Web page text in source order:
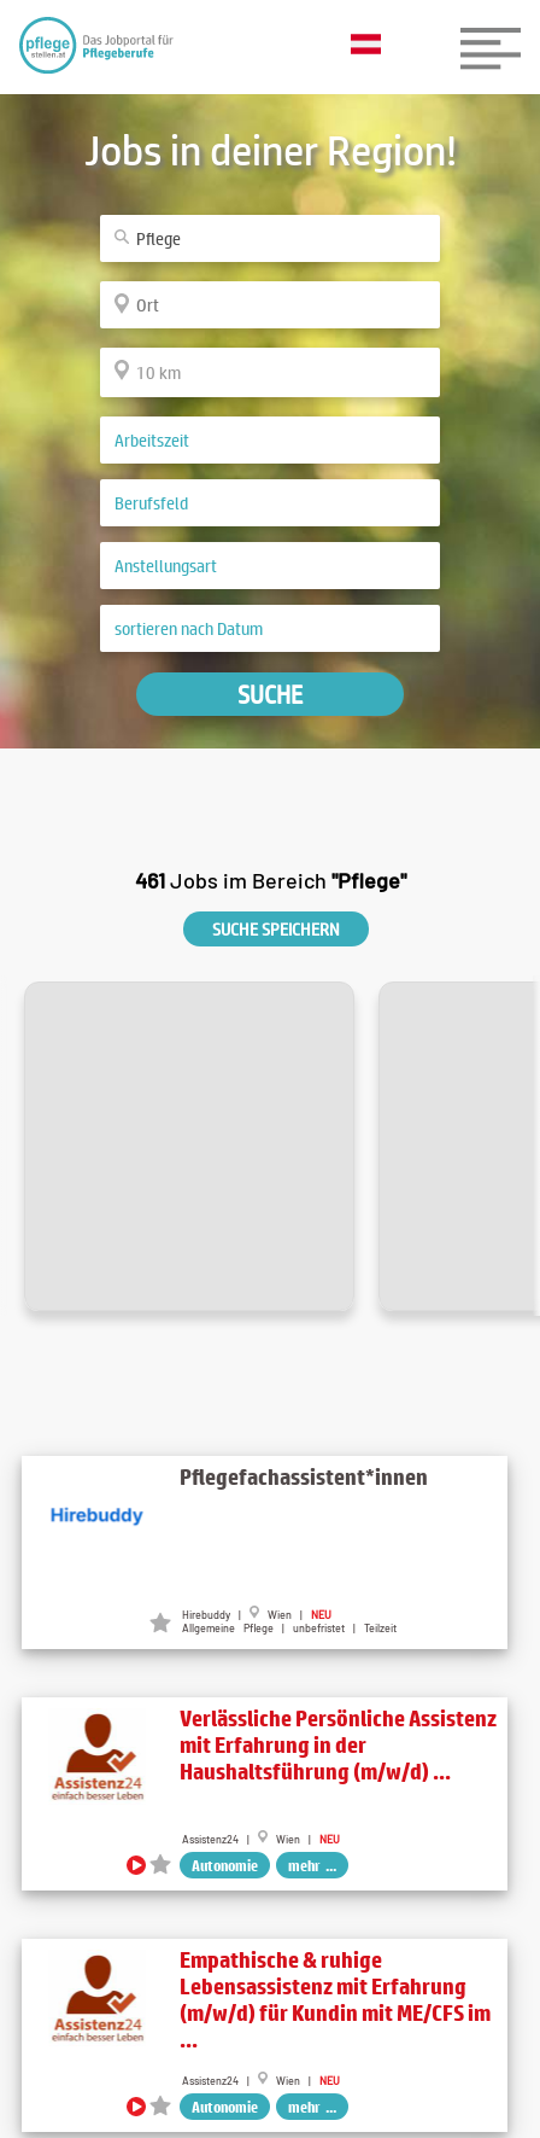
Jobs in deiner Region!
SUCHE
461Jobs im Bereich "Pflege"
SUCHE SPEICHERN
Pflegefachassistent*innen
Hirebuddy | Wien | NEU
Allgemeine Pflege | unbefristet | Teilzeit
Verlässliche Persönliche Assistenz
mit Erfahrung in der
Haushaltsführung (m/w/d) ...
Assistenz24 | Wien | NEU
Autonomie mehr ...
Empathische & ruhige
Lebensassistenz mit Erfahrung
(m/w/d) für Kundin mit ME/CFS im
...
Assistenz24 | Wien | NEU
Autonomie mehr ...